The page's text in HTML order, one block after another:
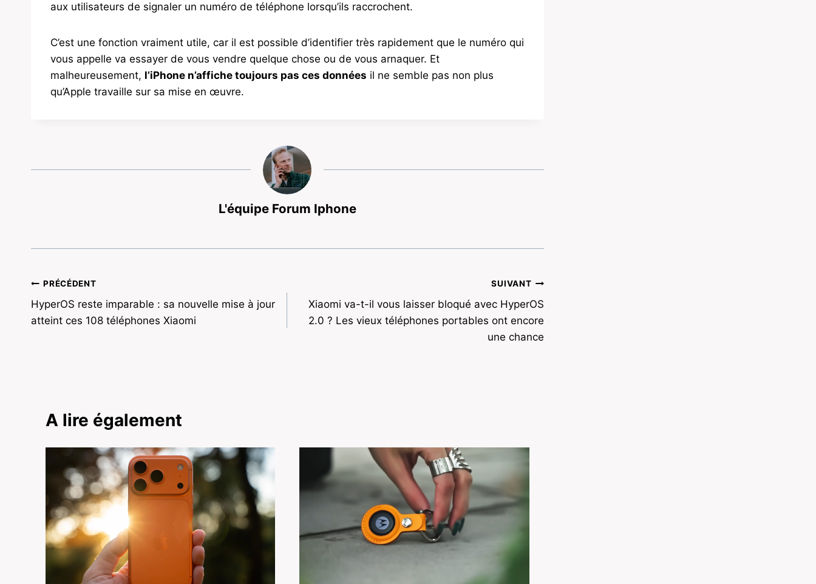
aux utilisateurs de signaler un numéro de téléphone lorsqu’ils raccrochent.
C’est une fonction vraiment utile, car il est possible d’identifier très rapidement que le numéro qui
vous appelle va essayer de vous vendre quelque chose ou de vous arnaquer. Et
malheureusement, l’iPhone n’affiche toujours pas ces données il ne semble pas non plus
qu’Apple travaille sur sa mise en œuvre.
L'équipe Forum Iphone
Navigation
de
PRÉCÉDENT
HyperOS reste imparable : sa nouvelle mise à jour
atteint ces 108 téléphones Xiaomi
SUIVANT
Xiaomi va-t-il vous laisser bloqué avec HyperOS
2.0 ? Les vieux téléphones portables ont encore
une chance
A lire également